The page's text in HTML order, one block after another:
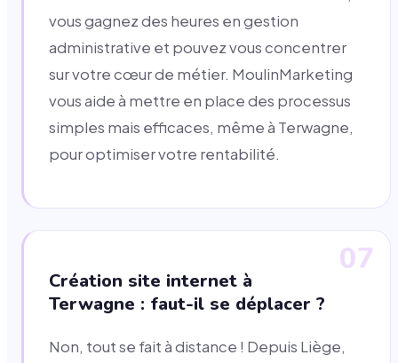
vous gagnez des heures en gestion
administrative et pouvez vous concentrer
sur votre cœur de métier. MoulinMarketing
vous aide à mettre en place des processus
simples mais efficaces, même à Terwagne,
pour optimiser votre rentabilité.
07
Création site internet à
Terwagne : faut-il se déplacer ?
Non, tout se fait à distance ! Depuis Liège,